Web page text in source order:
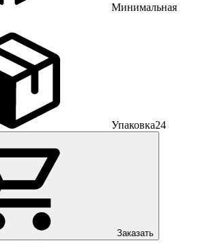
Минимальная
Упаковка24
Заказать